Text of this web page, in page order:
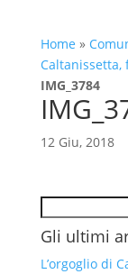
Home »
IMG_3784
12 Giu, 2018
Cerca
Gli ultimi
L’orgoglio di